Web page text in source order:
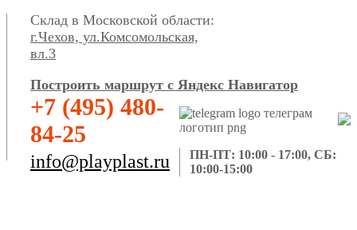
Склад в Московской области:
г.Чехов, ул.Комсомольская,
вл.3
Построить маршрут с Яндекс Навигатор
+7 (495) 480-
84-25
info@playplast.ru
ПН-ПТ: 10:00 - 17:00, СБ:
10:00-15:00